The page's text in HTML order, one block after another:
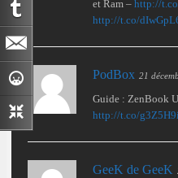
et Ram – http://
http://t.co/
PodBox 21
Guide : ZenBook
http://t.co/
GeeK de GeeK